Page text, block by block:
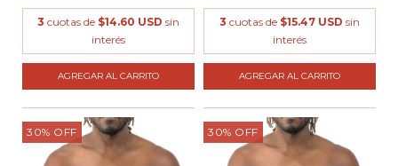
3 cuotas de $14.60 USD sin
interés
AGREGAR AL CARRITO
3 cuotas de $15.47 USD sin
interés
AGREGAR AL CARRITO
30% OFF 30% OFF